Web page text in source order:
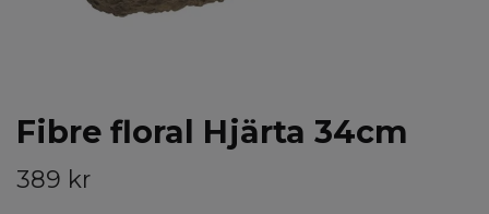
Fibre floral Hjärta 34cm
389 kr